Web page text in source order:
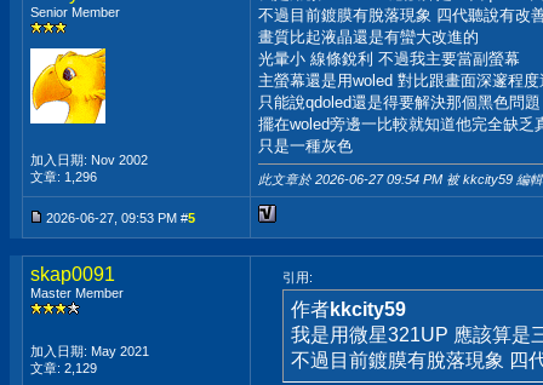
Senior Member
加入日期: Nov 2002
文章: 1,296
不過目前鍍膜有脫落現象 四代聽說有改
畫質比起液晶還是有蠻大改進的
光暈小 線條銳利 不過我主要當副螢幕
主螢幕還是用woled 對比跟畫面深邃程
只能說qdoled還是得要解決那個黑色問題
擺在woled旁邊一比較就知道他完全缺乏
只是一種灰色
此文章於 2026-06-2709:54 PM 被 kkcity59 編
2026-06-27, 09:53 PM #5
skap0091
Master Member
加入日期: May 2021
文章: 2,129
引用:
作者kkcity59
我是用微星321UP 應該算是
不過目前鍍膜有脫落現象 四